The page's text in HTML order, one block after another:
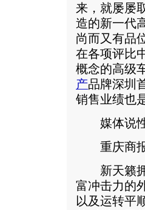
来，就屡屡
造的新一代
尚而又有品
在各项评比
概念的高级
产品牌深圳
销售业绩也
媒体说
重庆商报
新天籁拥
富冲击力的
以及运转平